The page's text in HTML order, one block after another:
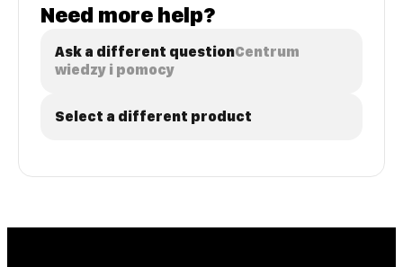
Need more help?
Ask a different questionCentrum
wiedzy i pomocy
Select a different product